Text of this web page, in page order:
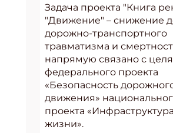
Задача проекта "Книга
"Движение" – снижение
дорожно-транспортного
травматизма и
напрямую связано с
федерального проекта
«Безопасность
движения»
проекта
жизни».